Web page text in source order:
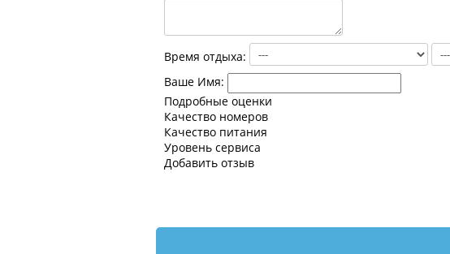
Время отдыха:
Ваше Имя:
Подробные оценки
Качество номеров
Качество питания
Уровень сервиса
Добавить отзыв